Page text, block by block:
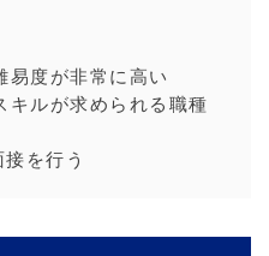
易度が非常に高い
キルが求められる職種
を行う